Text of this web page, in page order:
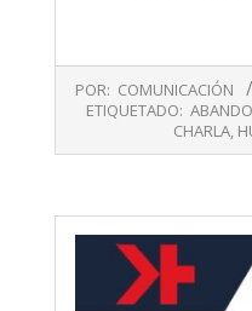
10-
POR: COMUNICACIÓN
ETIQUETADO:
CHARLA,